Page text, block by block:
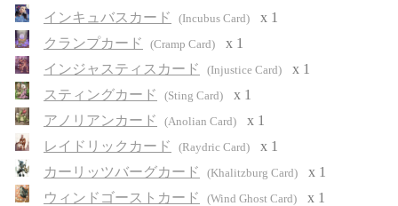
インキュバスカード
(Incubus Card)
x 1
クランプカード
(Cramp Card)
x 1
インジャスティスカード
(Injustice Card)
x 1
スティングカード
(Sting Card)
x 1
アノリアンカード
(Anolian Card)
x 1
レイドリックカード
(Raydric Card)
x 1
カーリッツバーグカード
(Khalitzburg Card)
x 1
ウィンドゴーストカード
(Wind Ghost Card)
x 1